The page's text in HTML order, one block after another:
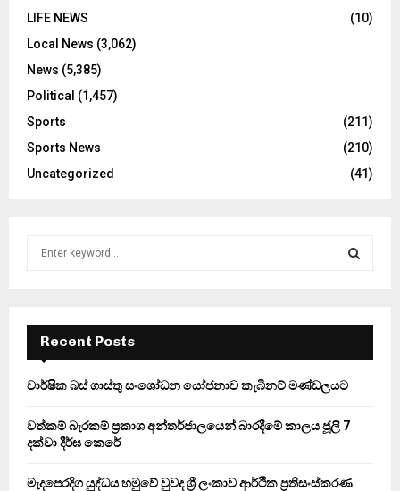
LIFE NEWS
(10)
Local News (3,062)
News (5,385)
Political (1,457)
Sports
(211)
Sports News
(210)
Uncategorized
(41)
f
r
E
A
Recent Posts
වාර්ෂික බස් ගාස්තු සංශෝධන යෝජනාව කැබිනට් මණ්ඩලයට
වත්කම් බැරකම් ප්‍රකාශ අන්තර්ජාලයෙන් බාරදීමේ කාලය ජූලි 7
දක්වා දීර්ඝ කෙරේ
මැදපෙරදිග යුද්ධය හමුවේ වුවද ශ්‍රී ලංකාව ආර්ථික ප්‍රතිසංස්කරණ